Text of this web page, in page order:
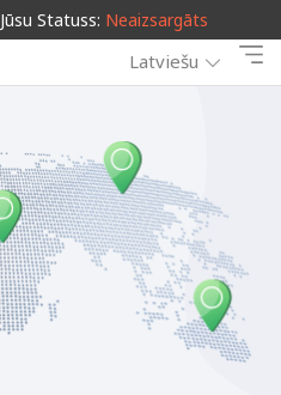
Statuss: Neaizsargāts
Latviešu